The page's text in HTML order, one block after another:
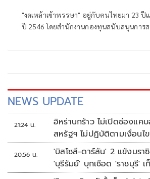
"งดเหล้าเข้าพรรษา" อยู่กับคนไทยมา 23 ปี
ปี 2546 โดยสำนักงานกองทุนสนับสนุนการส
NEWS UPDATE
21:24 น.
อิหร่านกร้าว ไม่เปิดช่องแค
สหรัฐฯ ไม่ปฏิบัติตามเงื่อนไ
20:56 น.
'บิสโซลี-ดาร์ลัน' 2 แข้งบรา
'บุรีรัมย์' บุกเชือด 'ราชบุรี'
นัดรวด